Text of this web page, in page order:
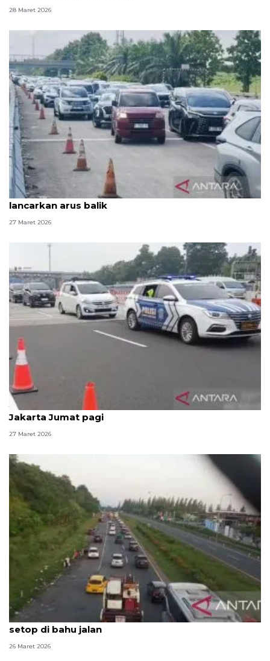
28 Maret 2026
Astra Tol Cipali: Penerapan "one way" bertahap
lancarkan arus balik
27 Maret 2026
Jasamarga terapkan"contraflow" di Tol Japek arah
Jakarta Jumat pagi
27 Maret 2026
Lalu lintas Tol Cipali melambat akibat kendaraan
setop di bahu jalan
26 Maret 2026